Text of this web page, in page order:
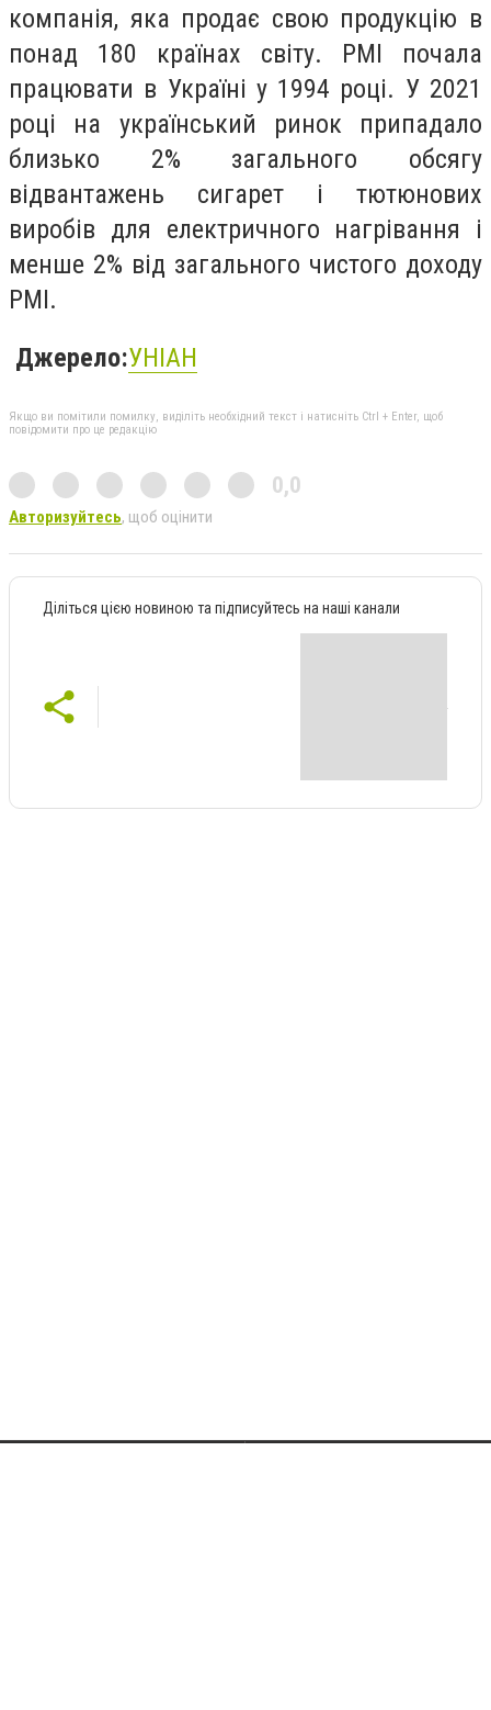
компанія, яка продає свою продукцію в
понад 180 країнах світу. PMI почала
працювати в Україні у 1994 році. У 2021
році на український ринок припадало
близько 2% загального обсягу
відвантажень сигарет і тютюнових
виробів для електричного нагрівання і
менше 2% від загального чистого доходу
PMI.
Джерело:УНІАН
Якщо ви помітили помилку, виділіть необхідний текст і натисніть Ctrl + Enter, щоб
повідомити про це редакцію
0,0
Авторизуйтесь, щоб оцінити
Діліться цією новиною та підписуйтесь на наші канали